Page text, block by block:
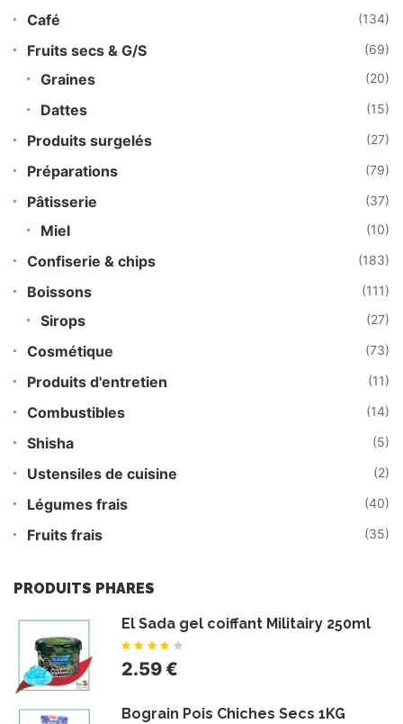
Café (134)
Fruits secs & G/S (69)
Graines (20)
Dattes (15)
Produits surgelés (27)
Préparations (79)
Pâtisserie (37)
Miel (10)
Confiserie & chips (183)
Boissons (111)
Sirops (27)
Cosmétique (73)
Produits d'entretien (11)
Combustibles (14)
Shisha (5)
Ustensiles de cuisine (2)
Légumes frais (40)
Fruits frais (35)
PRODUITS PHARES
El Sada gel coiffant Militairy 250ml
2.59 €
Bograin Pois Chiches Secs 1KG